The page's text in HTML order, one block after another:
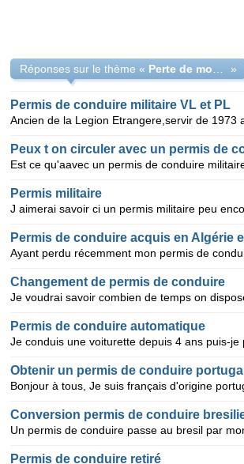
Réponses sur le thème « »
Permis de conduire militaire VL et PL
Permis militaire
Permis de conduire acquis en Algérie
Changement de permis de conduire
Permis de conduire automatique
Obtenir un permis de conduire
Conversion permis de conduire
Permis de conduire retiré